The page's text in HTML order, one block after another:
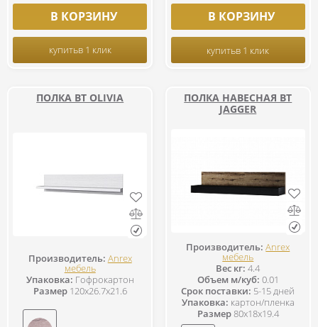
В КОРЗИНУ
купитьв 1 клик
В КОРЗИНУ
купитьв 1 клик
ПОЛКА BT OLIVIA
Производитель: Anrex
мебель
Упаковка: Гофрокартон
Размер120x26.7x21.6
ПОЛКА НАВЕСНАЯ ВТ
JAGGER
Производитель: Anrex
мебель
Вес кг: 4.4
Объем м/куб: 0.01
Срок поставки: 5-15 дней
Упаковка: картон/пленка
Размер80x18x19.4